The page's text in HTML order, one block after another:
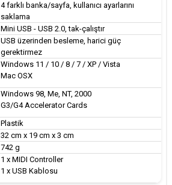
4 farklı banka/sayfa, kullanıcı ayarlarını
saklama
Mini USB - USB 2.0, tak-çalıştır
USB üzerinden besleme, harici güç
gerektirmez
Windows 11 / 10 / 8 / 7 / XP / Vista
Mac OSX
Windows 98, Me, NT, 2000
G3/G4 Accelerator Cards
Plastik
32 cm x 19 cm x 3 cm
742 g
1 x MIDI Controller
1 x USB Kablosu